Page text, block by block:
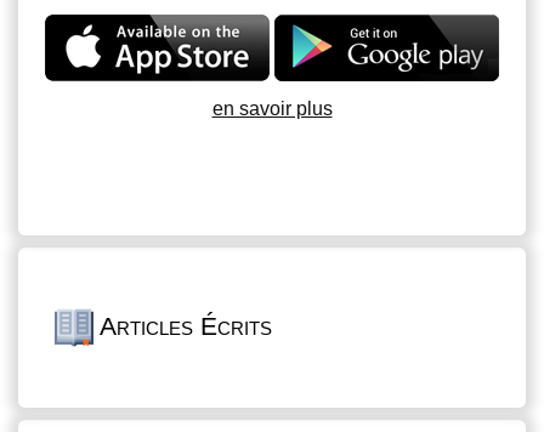
en savoir plus
Articles Écrits